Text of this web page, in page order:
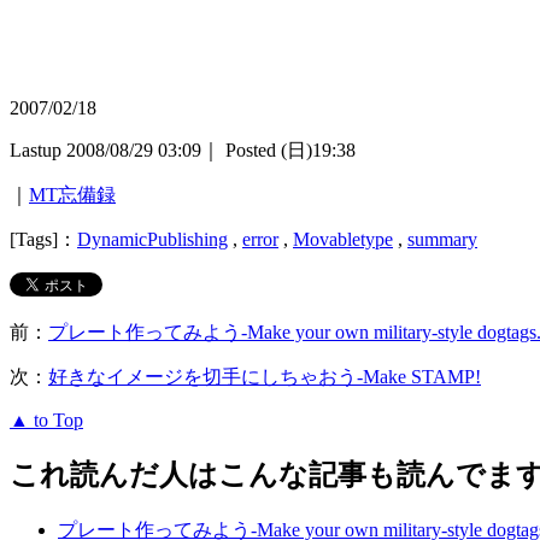
2007/02/18
Lastup 2008/08/29 03:09｜ Posted (日)19:38
MT忘備録
[Tags]： DynamicPublishing , error, Movabletype , summary
前： プレート作ってみよう-Make your own military-style dogtags.
次： 好きなイメージを切手にしちゃおう-Make STAMP!
▲ to Top
これ読んだ人はこんな記事も読んでま
プレート作ってみよう-Make your own military-style